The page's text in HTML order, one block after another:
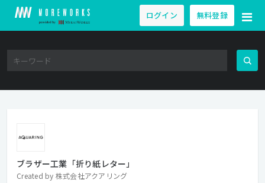
ログイン 無料登録
ブラザー工業「折り紙レター」
Created by 株式会社アクアリング